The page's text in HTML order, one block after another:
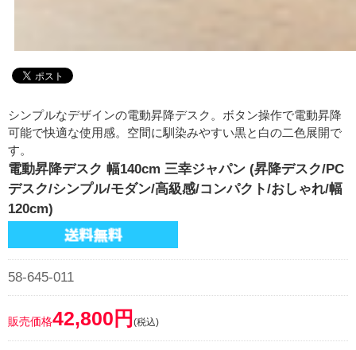
シンプルなデザインの電動昇降デスク。ボタン操作で電動昇降
可能で快適な使用感。空間に馴染みやすい黒と白の二色展開で
す。
電動昇降デスク 幅140cm 三幸ジャパン (昇降デスク/PC
デスク/シンプル/モダン/高級感/コンパクト/おしゃれ/幅
120cm)
58-645-011
販売価格42,800円 (税込)